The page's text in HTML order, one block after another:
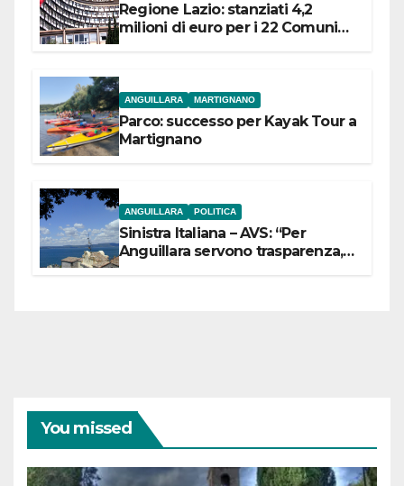
Regione Lazio: stanziati 4,2
milioni di euro per i 22 Comuni
ANGUILLARA MARTIGNANO
Parco: successo per Kayak Tour a
Martignano
ANGUILLARA POLITICA
Sinistra Italiana – AVS: “Per
Anguillara servono trasparenza,
You missed